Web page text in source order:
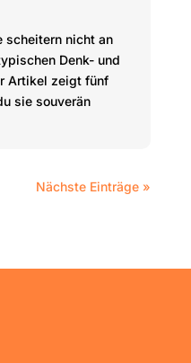
scheitern nicht an
Denk- und
Artikel zeigt fünf
sie souverän
Nächste Einträge »